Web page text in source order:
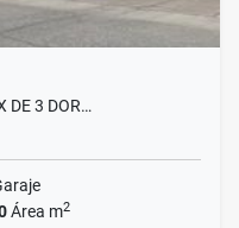
DE 3 DOR…
Área m2